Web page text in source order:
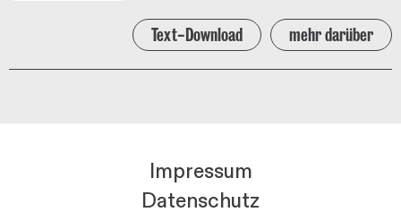
Text-Download mehr darüber
Impressum
Datenschutz